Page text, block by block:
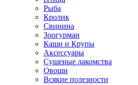
Рыба
Кролик
Свинина
Зоогурман
Каши и Крупы
Аксессуары
Сушеные лакомства
Овощи
Всякие полезности